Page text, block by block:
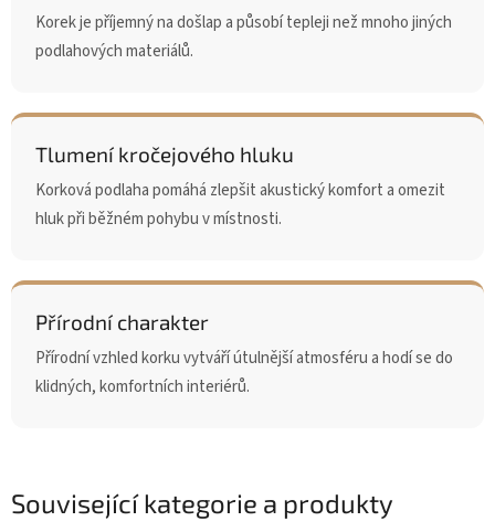
Korek je příjemný na došlap a působí tepleji než mnoho jiných
podlahových materiálů.
Tlumení kročejového hluku
Korková podlaha pomáhá zlepšit akustický komfort a omezit
hluk při běžném pohybu v místnosti.
Přírodní charakter
Přírodní vzhled korku vytváří útulnější atmosféru a hodí se do
klidných, komfortních interiérů.
Související kategorie a produkty